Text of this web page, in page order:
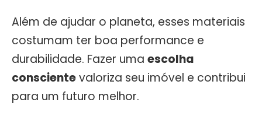
Além de ajudar o planeta, esses materiais
costumam ter boa performance e
durabilidade. Fazer uma escolha
conscientevaloriza seu imóvel e contribui
para um futuro melhor.